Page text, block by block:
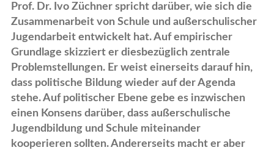
Prof. Dr. Ivo Züchner spricht darüber, wie sich die
Zusammenarbeit von Schule und außerschulischer
Jugendarbeit entwickelt hat. Auf empirischer
Grundlage skizziert er diesbezüglich zentrale
Problemstellungen. Er weist einerseits darauf hin,
dass politische Bildung wieder auf der Agenda
stehe. Auf politischer Ebene gebe es inzwischen
einen Konsens darüber, dass außerschulische
Jugendbildung und Schule miteinander
kooperieren sollten. Andererseits macht er aber